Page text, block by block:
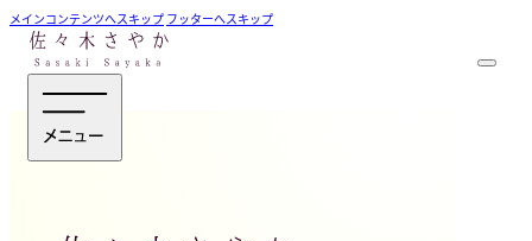
メインコンテンツへスキップ フッターへスキップ